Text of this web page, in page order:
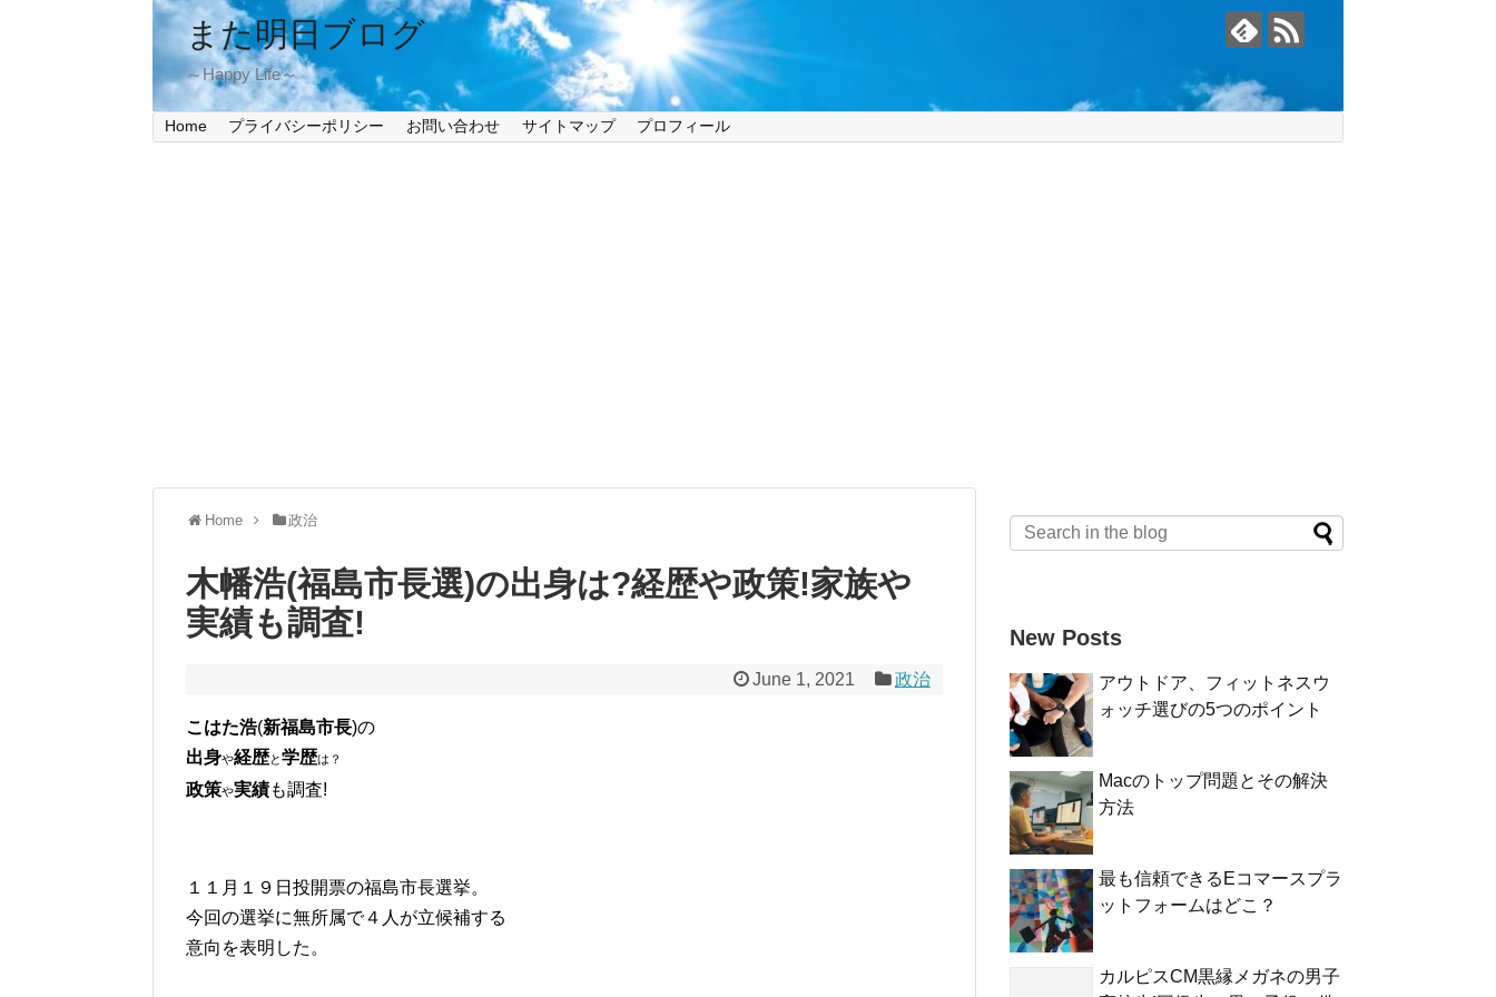
また明日ブログ
～Happy Life～
Home プライバシーポリシー お問い合わせ サイトマップ プロフィール
Home 政治
木幡浩(福島市長選)の出身は?経歴や政策!家族や
実績も調査!
June 1, 2021 政治
こはた浩(新福島市長)の
出身や経歴と学歴は？
政策や実績も調査!
１１月１９日投開票の福島市長選挙。
今回の選挙に無所属で４人が立候補する
意向を表明した。
New Posts
アウトドア、フィットネスウ
ォッチ選びの5つのポイント
Macのトップ問題とその解決
方法
最も信頼できるEコマースプラ
ットフォームはどこ？
カルピスCM黒縁メガネの男子